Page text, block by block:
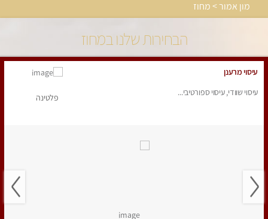
מון אמור > מחוז
הבחירות שלנו במחוז
עיסוי מרענן
עיסוי שוודי, עיסוי ספורטיבי...
פלטינה